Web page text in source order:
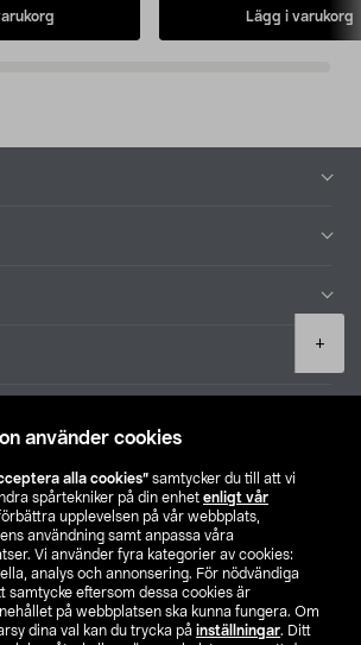
använder cookies
alla cookies” samtycker du till att vi
spårtekniker på din enhet enligt vår
upplevelsen på vår webbplats,
användning samt anpassa våra
Vi använder fyra kategorier av cookies:
analys och annonsering. För nödvändiga
samtycke eftersom dessa cookies är
på webbplatsen ska kunna fungera. Om
dina val kan du trycka på inställningar. Ditt
+
Lägg i varukorg
Hitta butik
SE NO FI